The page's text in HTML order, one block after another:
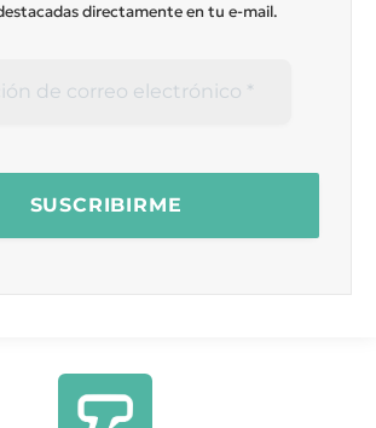
directamente en tu e-mail.